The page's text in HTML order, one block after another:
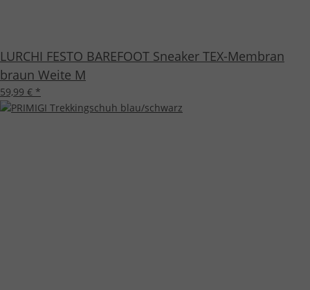
LURCHI FESTO BAREFOOT Sneaker TEX-Membran
braun Weite M
59,99 € *